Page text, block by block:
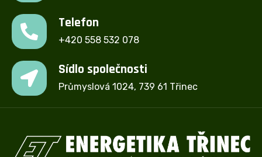
Telefon
+420 558 532 078
Sídlo společnosti
Průmyslová 1024, 739 61 Třinec